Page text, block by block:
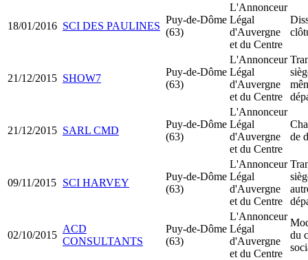
18/01/2016 SCI DES PAULINES
Puy-de-Dôme
(63)
L'Annonceur
Légal
d'Auvergne
et du Centre
21/12/2015 SHOW7
Puy-de-Dôme
(63)
L'Annonceur
Légal
d'Auvergne
et du Centre
21/12/2015 SARL CMD
Puy-de-Dôme
(63)
L'Annonceur
Légal
d'Auvergne
et du Centre
de
09/11/2015 SCI HARVEY
Puy-de-Dôme
(63)
L'Annonceur
Légal
d'Auvergne
et du Centre
02/10/2015
ACD
CONSULTANTS
Puy-de-Dôme
(63)
L'Annonceur
Légal
d'Auvergne
et du Centre
du